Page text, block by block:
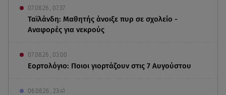
07.08.26 , 07:37
Ταϊλάνδη: Μαθητής άνοιξε πυρ σε σχολείο -
Αναφορές για νεκρούς
07.08.26 , 03:00
Εορτολόγιο: Ποιοι γιορτάζουν στις 7 Αυγούστου
06.08.26 , 23:41